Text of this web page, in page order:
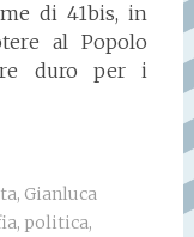
di 41bis, in
al Popolo
duro per i
, Gianluca
, politica,